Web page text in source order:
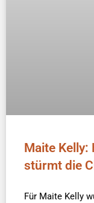
Maite Kelly:
stürmt die
Für Maite Kelly